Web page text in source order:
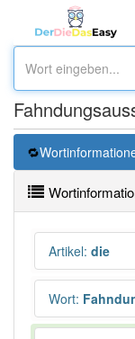
Artikel: die
Wort: